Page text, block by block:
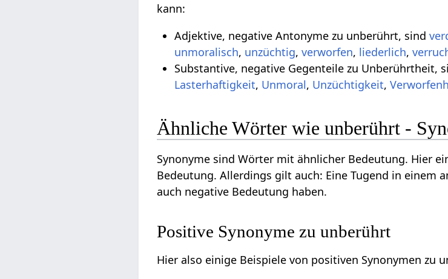
kann:
Adjektive, negative Antonyme zu unberührt, sind
unmoralisch, unzüchtig,verworfen, liederlich,
Substantive, negative Gegenteile zu Unberührtheit,
Lasterhaftigkeit, Unmoral, Unzüchtigkeit,
Ähnliche Wörter wie unberührt -
Synonyme sind Wörter mit ähnlicher Bedeutung. Hier
Bedeutung. Allerdings gilt auch: Eine Tugend in einem
auch negative Bedeutung haben.
Positive Synonyme zu unberührt
Hier also einige Beispiele von positiven Synonymen zu